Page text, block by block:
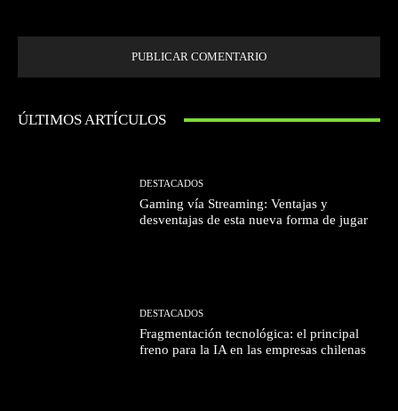
ÚLTIMOS ARTÍCULOS
DESTACADOS
Gaming vía Streaming: Ventajas y
desventajas de esta nueva forma de jugar
DESTACADOS
Fragmentación tecnológica: el principal
freno para la IA en las empresas chilenas